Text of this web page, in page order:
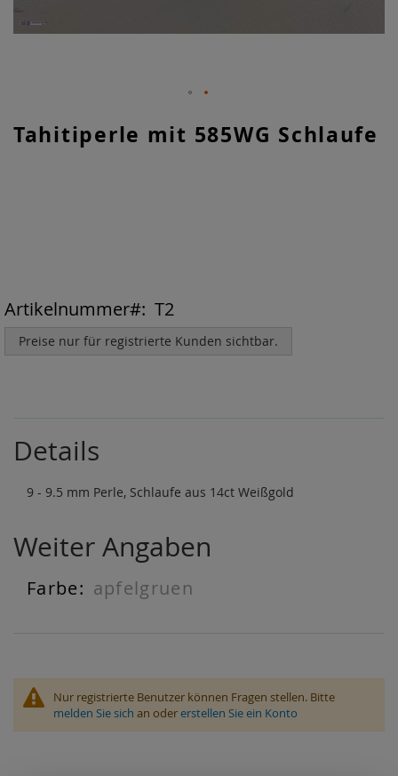
Tahitiperle mit 585WG Schlaufe
Preise nur für registrierte Kunden sichtbar.
Artikelnummer T2
Anfang
Details
9 - 9.5 mm Perle, Schlaufe aus 14ct Weißgold
Weiter Angaben
Weiter
apfelgruen
Nur registrierte Benutzer können Fragen stellen. Bitte
melden Sie sich an odererstellen Sie ein Konto